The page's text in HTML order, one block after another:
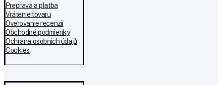
Preprava a platba
Vrátenie tovaru
Overovanie recenzií
Obchodné podmienky
Ochrana osobních údajů
Cookies